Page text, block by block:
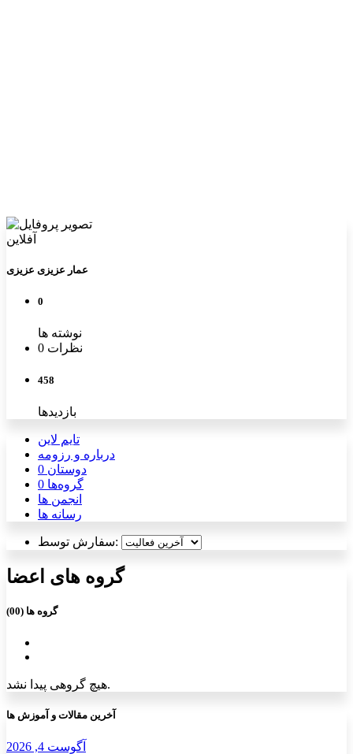
آفلاین
عمار عزیزی عزیزی
0
نوشته ها
0 نظرات
458
بازدیدها
تایم لاین
درباره و رزومه
دوستان 0
گروه‌ها 0
انجمن ها
رسانه ها
سفارش توسط:
گروه های اعضا
گروه ها (00)
هیچ گروهی پیدا نشد.
به
کنار
آخرین مقالات و آموزش ها
آگوست 4, 2026